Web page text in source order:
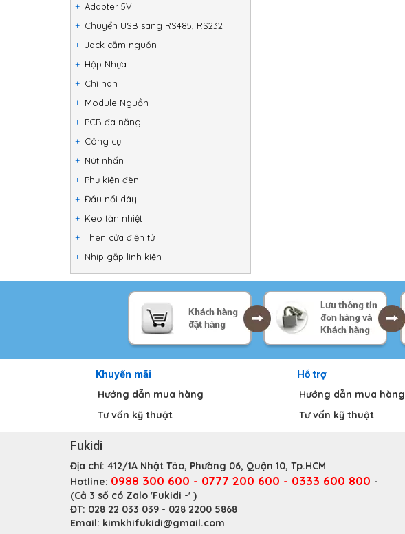
Adapter 5V
Chuyển USB sang RS485, RS232
Jack cắm nguồn
Hộp Nhựa
Chì hàn
Module Nguồn
PCB đa năng
Công cụ
Nút nhấn
Phụ kiện đèn
Đầu nối dây
Keo tản nhiệt
Then cửa điện tử
Nhíp gắp linh kiện
Khuyến mãi
Hướng dẫn mua hàng
Tư vấn kỹ thuật
Hỗ trợ
Hướng dẫn mua hàng
Tư vấn kỹ thuật
Fukidi
Địa chỉ: 412/1A Nhật Tảo, Phường 06, Quận 10, Tp.HCM
Hotline: 0988 300 600 - 0777 200 600 - 0333 600 800 -
(Cả 3 số có Zalo 'Fukidi -' )
ĐT: 028 22 033 039 - 028 2200 5868
Email: kimkhifukidi@gmail.com